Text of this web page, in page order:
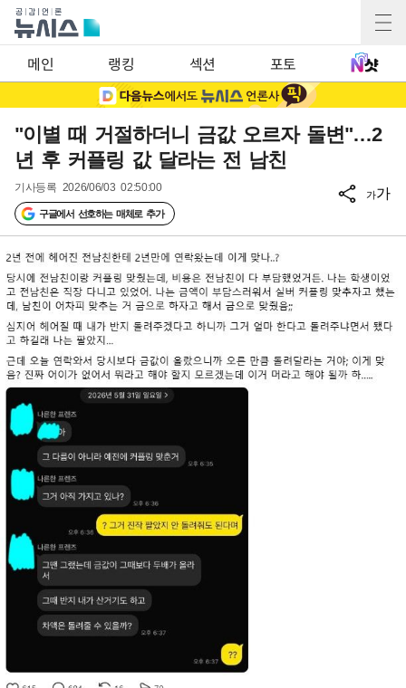
메인 랭킹 섹션 포토
"이별 때 거절하더니 금값 오르자 돌변"…2
년 후 커플링 값 달라는 전 남친
기사등록 2026/06/03 02:50:00
구글에서 선호하는 매체로 추가
가가